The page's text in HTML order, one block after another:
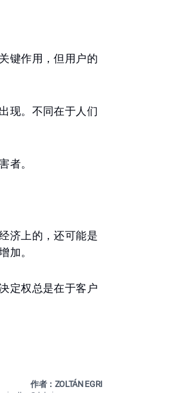
键作用，但用户的
现。不同在于人们
者。
济上的，还可能是
加。
定权总是在于客户
作者：ZOLTÁN EGRI